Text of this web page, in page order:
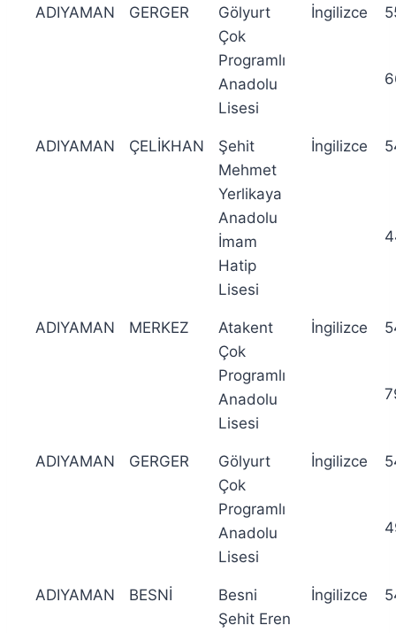
ADIYAMAN GERGER
Gölyurt
Çok
Programlı
Anadolu
Lisesi
İngilizce
ADIYAMAN ÇELİKHAN
Şehit
Mehmet
Yerlikaya
Anadolu
İmam
Hatip
Lisesi
İngilizce
ADIYAMAN MERKEZ
Atakent
Çok
Programlı
Anadolu
Lisesi
İngilizce
ADIYAMAN GERGER
Gölyurt
Çok
Programlı
Anadolu
Lisesi
İngilizce
ADIYAMAN BESNİ
Besni
Şehit Eren
İngilizce